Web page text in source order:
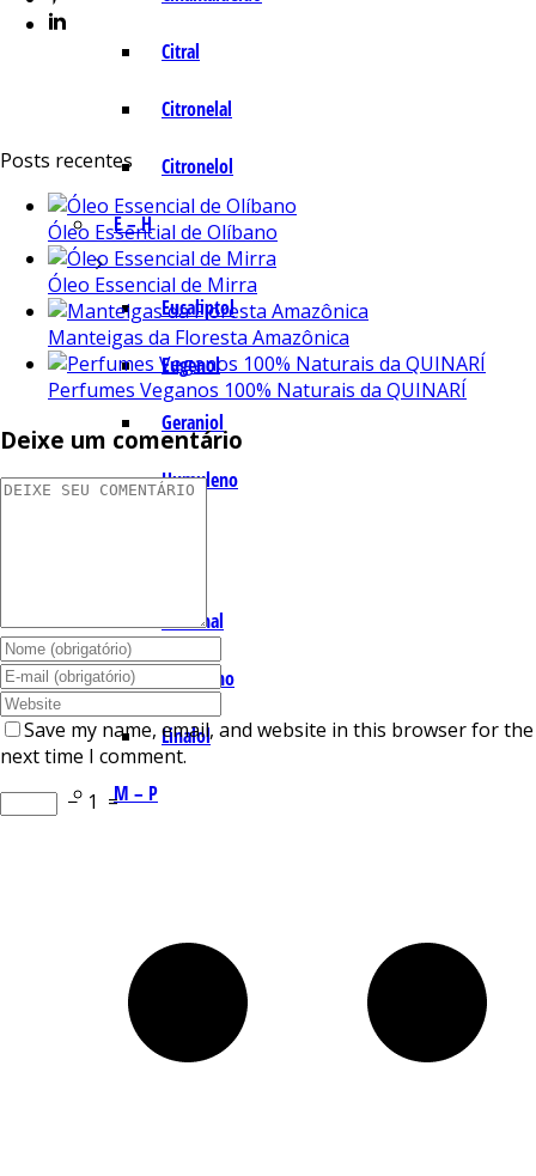
Citral
Citronelal
Citronelol
E – H
Eucaliptol
Eugenol
Geraniol
Humuleno
Lemonal
Limoneno
Linalol
M – P
Posts recentes
Óleo Essencial de Olíbano
Óleo Essencial de Mirra
Manteigas da Floresta Amazônica
Perfumes Veganos 100% Naturais da QUINARÍ
Deixe um comentário
Save my name, email, and website in this browser for the
next time I comment.
− 1 =